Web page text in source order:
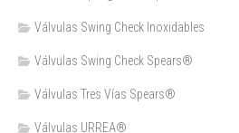
Válvulas Swing Check Inoxidables
Válvulas Swing Check Spears®
Válvulas Tres Vías Spears®
Válvulas URREA®